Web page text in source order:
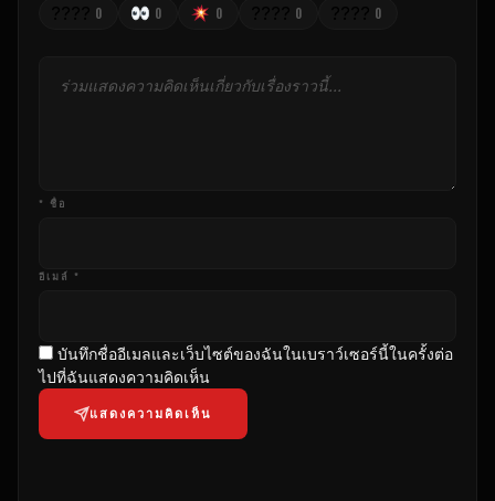
0 0 0 0 0
* ชื่อ
อีเมล์ *
บันทึกชื่ออีเมลและเว็บไซต์ของฉันในเบราว์เซอร์นี้ในครั้งต่อ
ไปที่ฉันแสดงความคิดเห็น
แสดงความคิดเห็น